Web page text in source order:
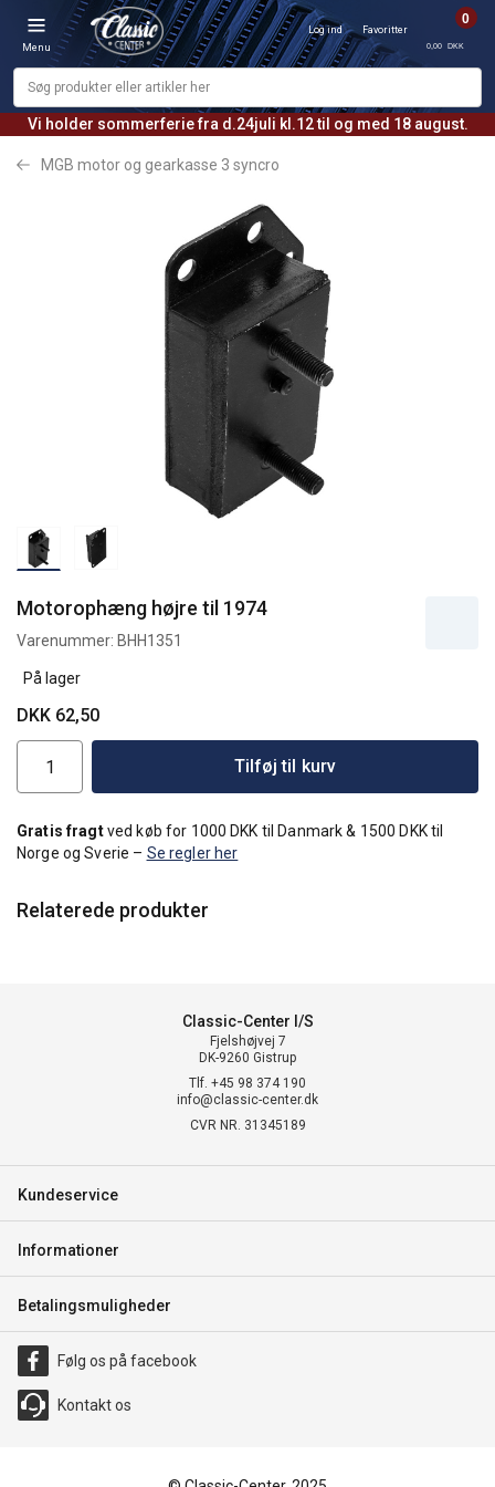
Vi holder sommerferie fra d.24juli kl.12 til og med 18 august.
Menu
Log ind Favoritter
0
0,00 DKK
MGB motor og gearkasse 3 syncro
Motorophæng højre til 1974
Varenummer: BHH1351
På lager
DKK 62,50
Tilføj til kurv
Gratis fragtved køb for 1000 DKK til Danmark & 1500 DKK til
Norge og Sverie – Se regler her
Relaterede produkter
Classic-Center I/S
Fjelshøjvej 7
DK-9260 Gistrup
Tlf. +45 98 374 190
info@classic-center.dk
CVR NR. 31345189
Kundeservice
Informationer
Betalingsmuligheder
Følg os på facebook
Kontakt os